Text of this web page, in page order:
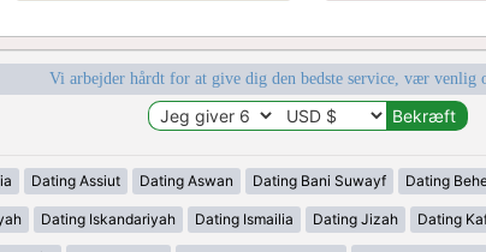
Vi arbejder hårdt for at give dig den bedste service, vær venlig
Dating Assiut Dating Aswan Dating Bani Suwayf Dating
Dating Iskandariyah Dating Ismailia Dating Jizah Dating